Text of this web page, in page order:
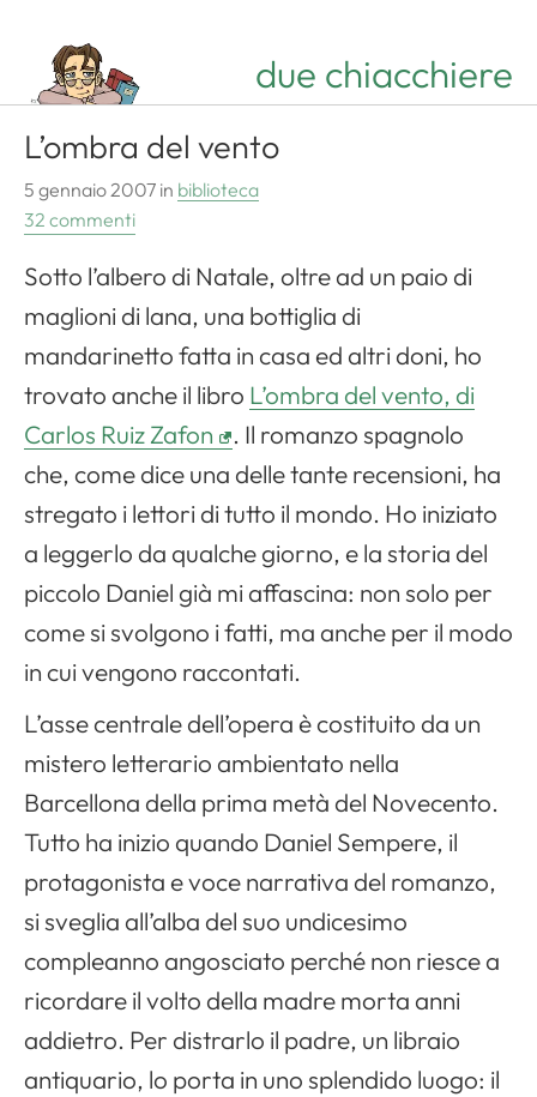
due chiacchiere
L’ombra del vento
5 gennaio 2007 in biblioteca
32 commenti
Sotto l’albero di Natale, oltre ad un paio di
maglioni di lana, una bottiglia di
mandarinetto fatta in casa ed altri doni, ho
trovato anche il libro L’ombra del vento, di
Carlos Ruiz Zafon
. Il romanzo spagnolo
che, come dice una delle tante recensioni, ha
stregato i lettori di tutto il mondo. Ho iniziato
a leggerlo da qualche giorno, e la storia del
piccolo Daniel già mi affascina: non solo per
come si svolgono i fatti, ma anche per il modo
in cui vengono raccontati.
L’asse centrale dell’opera è costituito da un
mistero letterario ambientato nella
Barcellona della prima metà del Novecento.
Tutto ha inizio quando Daniel Sempere, il
protagonista e voce narrativa del romanzo,
si sveglia all’alba del suo undicesimo
compleanno angosciato perché non riesce a
ricordare il volto della madre morta anni
addietro. Per distrarlo il padre, un libraio
antiquario, lo porta in uno splendido luogo: il